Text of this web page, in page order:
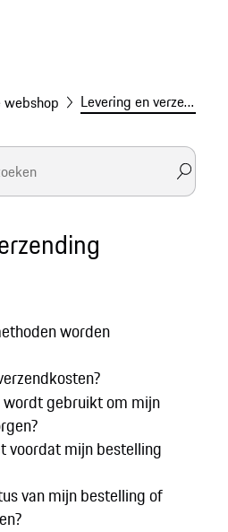
webshop Levering en verzending
worden
gebruikt om mijn
voordat mijn bestelling
van mijn bestelling of